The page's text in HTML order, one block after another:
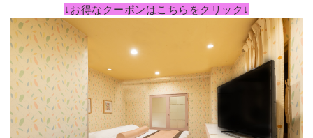
↓お得なクーポンはこちらをクリック↓